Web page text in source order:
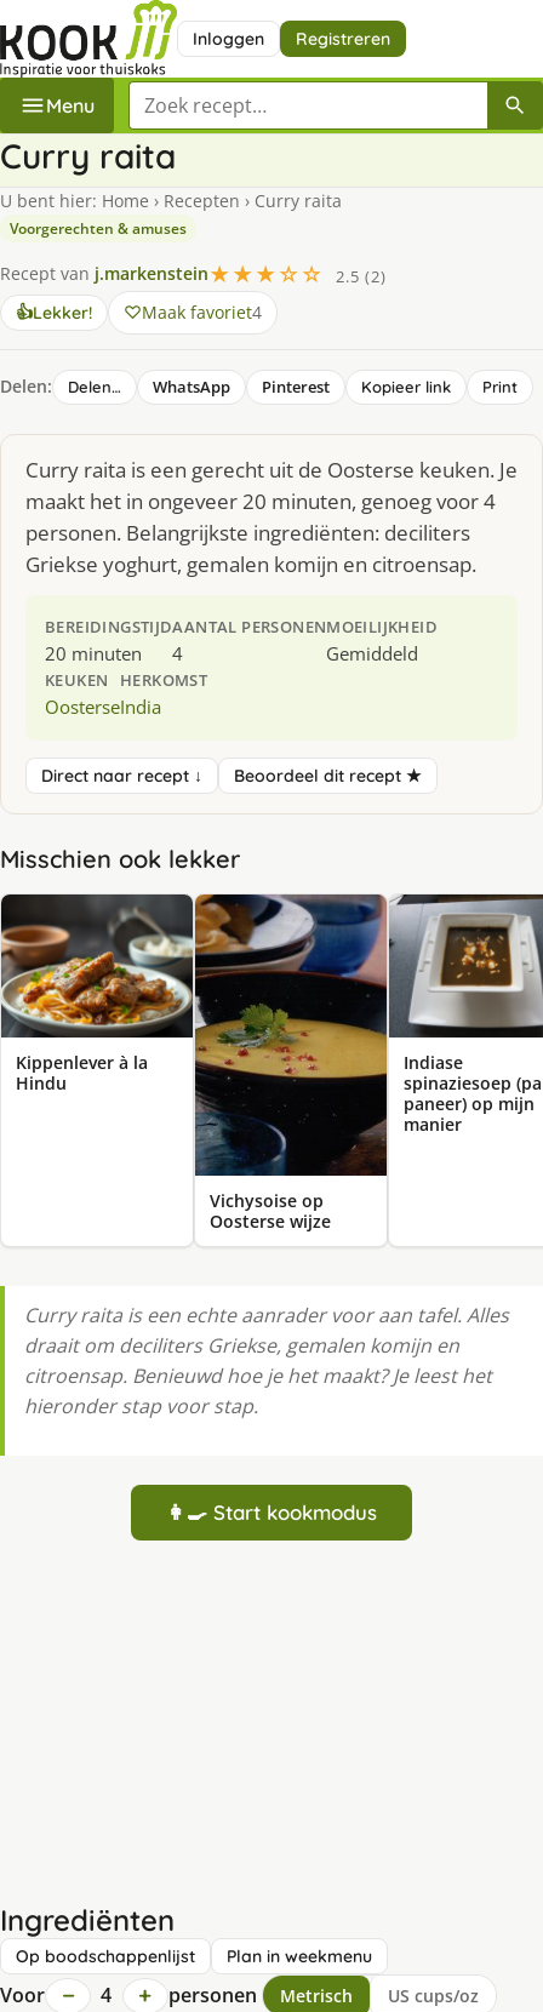
Inloggen Registreren
Menu Zoek een recept
Curry raita
U bent hier: Home › Recepten › Curry raita
Voorgerechten & amuses
Recept van j.markenstein★★★☆☆
2.5 (2)
👍Lekker! Maak favoriet4
Delen: Delen… WhatsApp Pinterest Kopieer link Print
Curry raita is een gerecht uit de Oosterse keuken. Je
maakt het in ongeveer 20 minuten, genoeg voor 4
personen. Belangrijkste ingrediënten: deciliters
Griekse yoghurt, gemalen komijn en citroensap.
BEREIDINGSTIJD
20 minuten
AANTAL PERSONEN
4
MOEILIJKHEID
Gemiddeld
KEUKEN
Oosterse
HERKOMST
India
Direct naar recept ↓ Beoordeel dit recept ★
Misschien ook lekker
Kippenlever à la
Hindu
Vichysoise op
Oosterse wijze
Indiase
spinaziesoep
paneer) op mijn
manier
Curry raita is een echte aanrader voor aan tafel. Alles
draait om deciliters Griekse, gemalen komijn en
citroensap. Benieuwd hoe je het maakt? Je leest het
hieronder stap voor stap.
👩‍🍳 Start kookmodus
Ingrediënten
Op boodschappenlijst Plan in weekmenu
Voor − 4 + personen Metrisch US cups/oz